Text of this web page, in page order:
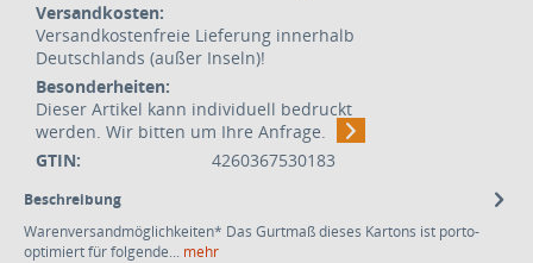
Versandkosten:
Versandkostenfreie Lieferung innerhalb
Deutschlands (außer Inseln)!
Besonderheiten:
Dieser Artikel kann individuell bedruckt
werden. Wir bitten um Ihre Anfrage.
GTIN:
4260367530183
Beschreibung
Warenversandmöglichkeiten* Das Gurtmaß dieses Kartons ist porto-
optimiert für folgende... mehr